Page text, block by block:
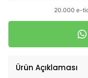
Ürün Açıklaması